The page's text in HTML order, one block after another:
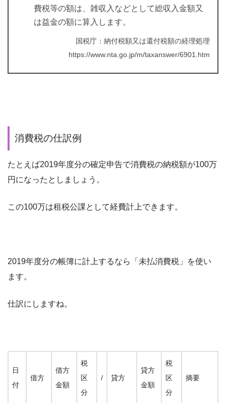
費税等の額は、雑収入などとして総収入金額又
は益金の額に算入します。
国税庁：納付税額又は還付税額の経理処理
https://www.nta.go.jp/m/taxanswer/6901.htm
消費税の仕訳例
たとえば2019年度分の確定申告で消費税の納税額が100万
円になったとしましょう。
この100万は租税公課として経費計上できます。
2019年度分の帳簿に計上するなら「未払消費税」を使い
ます。
仕訳にしますね。
日
付
借方
借方
金額
税
区
分
/ 貸方
貸方
金額
税
区
分
摘要